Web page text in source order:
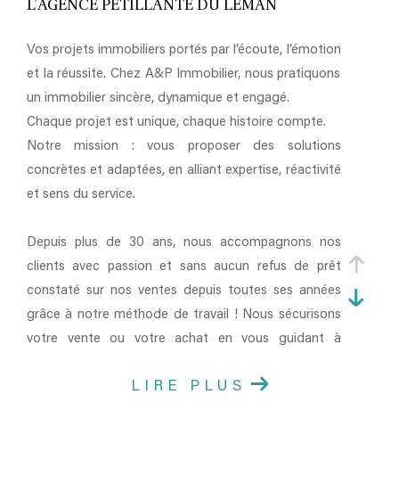
L’AGENCE PÉTILLANTE DU LÉMAN
Vos projets immobiliers portés par l’écoute, l’émotion
et la réussite. Chez A&P Immobilier, nous pratiquons
un immobilier sincère, dynamique et engagé.
Chaque projet est unique, chaque histoire compte.
Notre mission : vous proposer des solutions
concrètes et adaptées, en alliant expertise, réactivité
et sens du service.
Depuis plus de 30 ans, nous accompagnons nos
clients avec passion et sans aucun refus de prêt
constaté sur nos ventes depuis toutes ses années
grâce à notre méthode de travail ! Nous sécurisons
votre vente ou votre achat en vous guidant à
LIRE PLUS